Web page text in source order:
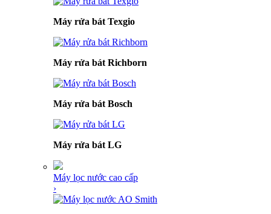
Máy rửa bát Texgio
Máy rửa bát Richborn
Máy rửa bát Bosch
Máy rửa bát LG
Máy lọc nước cao cấp
›